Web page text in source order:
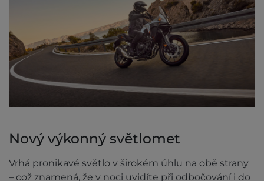
Nový výkonný světlomet
Vrhá pronikavé světlo v širokém úhlu na obě strany
– což znamená, že v noci uvidíte při odbočování i do